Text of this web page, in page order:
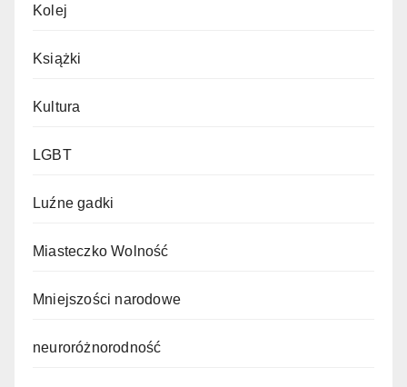
Kolej
Książki
Kultura
LGBT
Luźne gadki
Miasteczko Wolność
Mniejszości narodowe
neuroróżnorodność